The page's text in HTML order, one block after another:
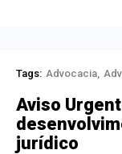
Tags: Advocacia
Aviso
jurídico